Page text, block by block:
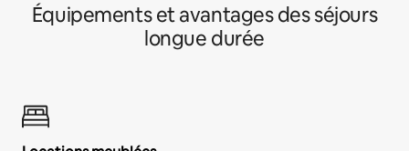
Équipements et avantages des séjours
longue durée